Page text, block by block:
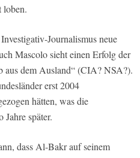
loben.
Journalismus neue
Mascolo sieht einen Erfolg der
aus dem Ausland“ (CIA? NSA?).
erst 2004
hätten, was die
Jahre später.
dass Al-Bakr auf seinem